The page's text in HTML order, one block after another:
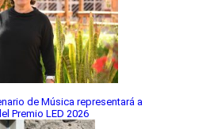
de Música representará a
Premio LED 2026